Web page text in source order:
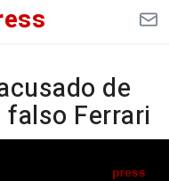
de
falso Ferrari